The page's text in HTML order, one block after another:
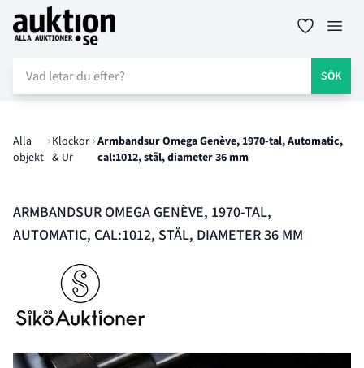
Auktion.se
SÖK
Alla
objekt
Klockor
& Ur
Armbandsur Omega Genève, 1970-tal, Automatic,
cal:1012, stål, diameter 36 mm
ARMBANDSUR OMEGA GENÈVE, 1970-TAL,
AUTOMATIC, CAL:1012, STÅL, DIAMETER 36 MM